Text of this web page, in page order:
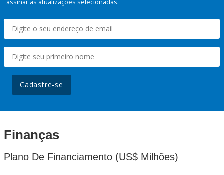
assinar as atualizações selecionadas.
Cadastre-se
Finanças
Plano De Financiamento (US$ Milhões)